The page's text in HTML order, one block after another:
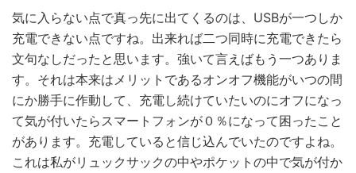
気に入らない点で真っ先に出てくるのは、USBが一つしか
充電できない点ですね。出来れば二つ同時に充電できたら
文句なしだったと思います。強いて言えばもう一つありま
す。それは本来はメリットであるオンオフ機能がいつの間
にか勝手に作動して、充電し続けていたいのにオフになっ
て気が付いたらスマートフォンが０％になって困ったこと
があります。充電していると信じ込んでいたのですよね。
これは私がリュックサックの中やポケットの中で気が付か